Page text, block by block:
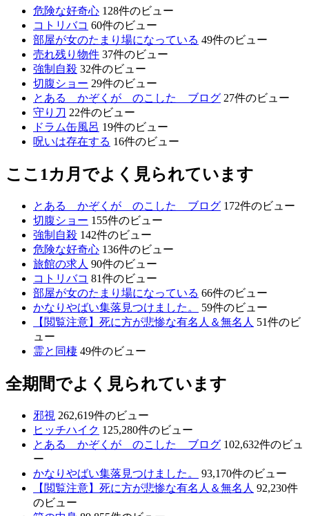
危険な好奇心 128件のビュー
コトリバコ 60件のビュー
部屋が女のたまり場になっている 49件のビュー
売れ残り物件 37件のビュー
強制自殺 32件のビュー
切腹ショー 29件のビュー
とある かぞくが のこした ブログ 27件のビュー
守り刀 22件のビュー
ドラム缶風呂 19件のビュー
呪いは存在する 16件のビュー
ここ1カ月でよく見られています
とある かぞくが のこした ブログ 172件のビュー
切腹ショー 155件のビュー
強制自殺 142件のビュー
危険な好奇心 136件のビュー
旅館の求人 90件のビュー
コトリバコ 81件のビュー
部屋が女のたまり場になっている 66件のビュー
かなりやばい集落見つけました。
59件のビュー
【閲覧注意】死に方が悲惨な有名人＆無名人 51件のビ
ュー
霊と同棲 49件のビュー
全期間でよく見られています
邪視 262,619件のビュー
ヒッチハイク 125,280件のビュー
とある かぞくが のこした ブログ 102,632件のビュ
ー
かなりやばい集落見つけました。
93,170件のビュー
【閲覧注意】死に方が悲惨な有名人＆無名人 92,230件
のビュー